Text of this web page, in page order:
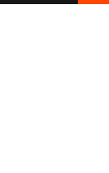
日・年末年